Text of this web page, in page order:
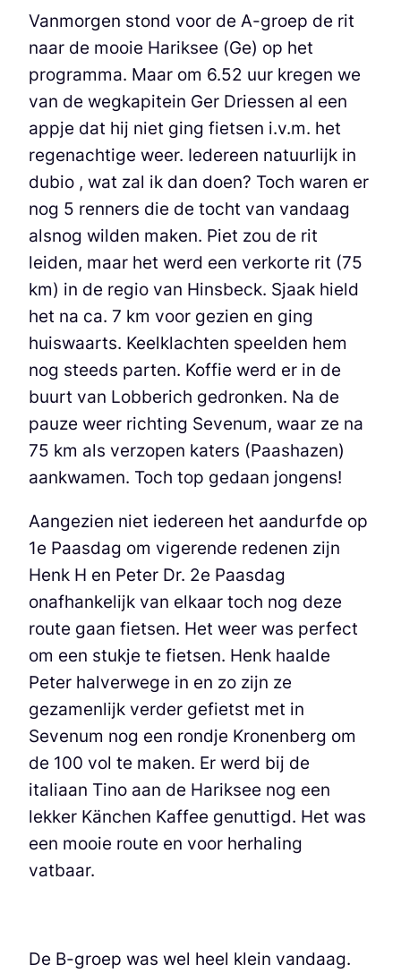
Vanmorgen stond voor de A-groep de rit
naar de mooie Hariksee (Ge) op het
programma. Maar om 6.52 uur kregen we
van de wegkapitein Ger Driessen al een
appje dat hij niet ging fietsen i.v.m. het
regenachtige weer. Iedereen natuurlijk in
dubio , wat zal ik dan doen? Toch waren er
nog 5 renners die de tocht van vandaag
alsnog wilden maken. Piet zou de rit
leiden, maar het werd een verkorte rit (75
km) in de regio van Hinsbeck. Sjaak hield
het na ca. 7 km voor gezien en ging
huiswaarts. Keelklachten speelden hem
nog steeds parten. Koffie werd er in de
buurt van Lobberich gedronken. Na de
pauze weer richting Sevenum, waar ze na
75 km als verzopen katers (Paashazen)
aankwamen. Toch top gedaan jongens!
Aangezien niet iedereen het aandurfde op
1e Paasdag om vigerende redenen zijn
Henk H en Peter Dr. 2e Paasdag
onafhankelijk van elkaar toch nog deze
route gaan fietsen. Het weer was perfect
om een stukje te fietsen. Henk haalde
Peter halverwege in en zo zijn ze
gezamenlijk verder gefietst met in
Sevenum nog een rondje Kronenberg om
de 100 vol te maken. Er werd bij de
italiaan Tino aan de Hariksee nog een
lekker Känchen Kaffee genuttigd. Het was
een mooie route en voor herhaling
vatbaar.
De B-groep was wel heel klein vandaag.